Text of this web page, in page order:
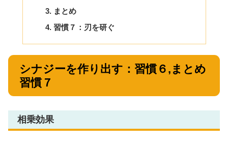
まとめ
習慣７：刃を研ぐ
シナジーを作り出す：習慣６,まとめ
習慣７
相乗効果